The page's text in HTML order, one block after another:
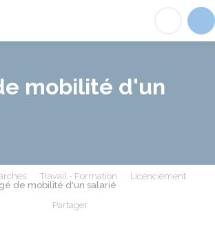
mobilité d'un
Travail - Formation
Licenciement
de mobilité d'un salarié
Partager